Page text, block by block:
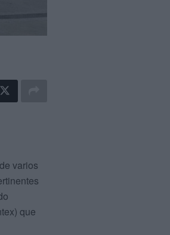
varios
que